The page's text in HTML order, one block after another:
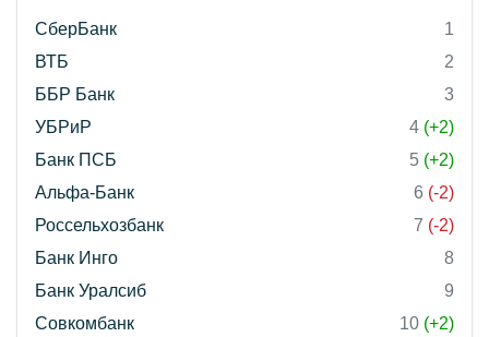
СберБанк
1
ВТБ
2
ББР Банк
3
УБРиР
4 (+2)
Банк ПСБ
5 (+2)
Альфа-Банк
6 (-2)
Россельхозбанк
7 (-2)
Банк Инго
8
Банк Уралсиб
9
Совкомбанк
10 (+2)